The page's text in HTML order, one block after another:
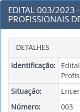
EDITAL 003/2023 -
PROFISSIONAIS
DETALHES
Identificação:
Situação:
Número:
003